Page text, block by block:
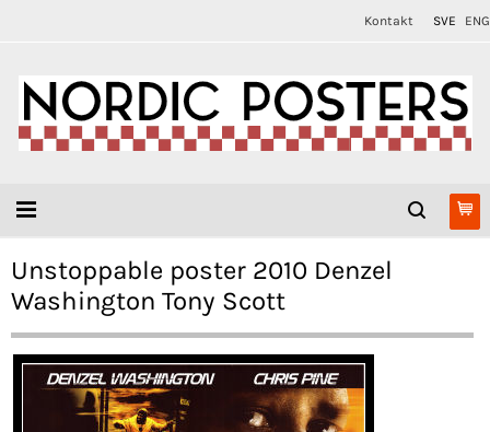
Kontakt SVE ENG
Unstoppable poster 2010 Denzel
Washington Tony Scott